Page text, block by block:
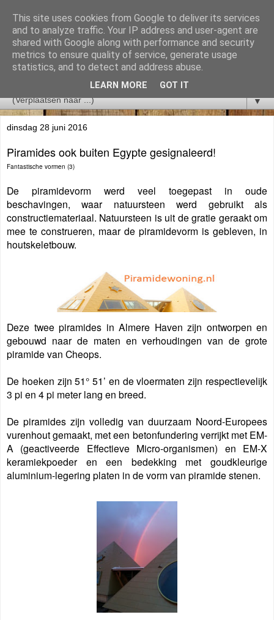
▼
dinsdag 28 juni 2016
Piramides ook buiten Egypte gesignaleerd!
Fantastische vormen (3)
De piramidevorm werd veel toegepast in oude
beschavingen, waar natuursteen werd gebruikt als
constructiemateriaal. Natuursteen is uit de gratie geraakt om
mee te construeren, maar de piramidevorm is gebleven, in
houtskeletbouw.
Deze twee piramides in Almere Haven zijn ontworpen en
gebouwd naar de maten en verhoudingen van de grote
piramide van Cheops.
De hoeken zijn 51° 51’ en de vloermaten zijn respectievelijk
3 pi en 4 pi meter lang en breed.
De piramides zijn volledig van duurzaam Noord-Europees
vurenhout gemaakt, met een betonfundering verrijkt met EM-
A (geactiveerde Effectieve Micro-organismen) en EM-X
keramiekpoeder en een bedekking met goudkleurige
aluminium-legering platen in de vorm van piramide stenen.
This site uses cookies from Google to deliver its services
and to analyze traffic. Your IP address and user-agent are
shared with Google along with performance and security
metrics to ensure quality of service, generate usage
statistics, and to detect and address abuse.
LEARN MORE GOT IT